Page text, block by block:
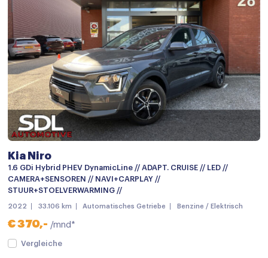
Armsteun
Armsteun voor
Bestuurdersstoel in hoogte verstelbaar
Binnenspiegel automatisch dimmend
Elektrische ramen achter
Elektrische ramen voor
Elektrisch verstelb. bestuurdersstoel met geheugen
Elektrisch verstelbare stoel(en) met geheugen
Hoofdsteunen achter
keyless start
Lederen stuurwiel
Kia Niro
1.6 GDi Hybrid PHEV DynamicLine // ADAPT. CRUISE // LED //
CAMERA+SENSOREN // NAVI+CARPLAY //
STUUR+STOELVERWARMING //
2022 33.106 km Automatisches Getriebe Benzine / Elektrisch
€ 370,- /mnd*
Vergleiche